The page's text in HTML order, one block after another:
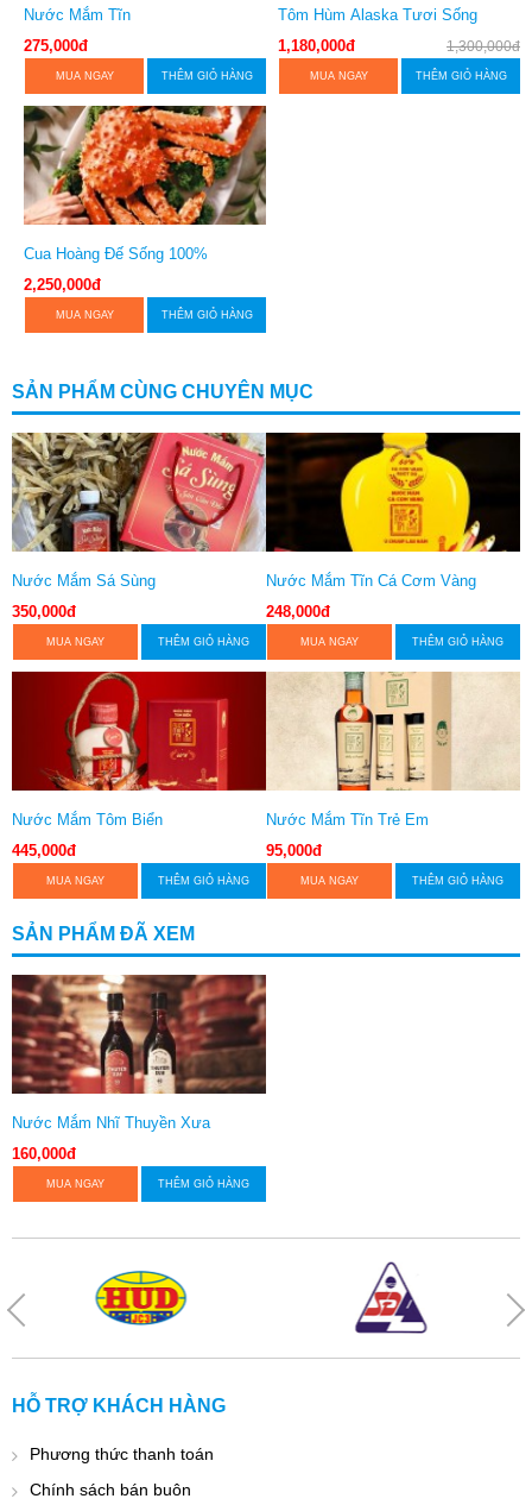
Nước Mắm Tĩn
275,000đ
MUA NGAY THÊM GIỎ HÀNG
Tôm Hùm Alaska Tươi Sống
1,180,000đ
1,300,000đ
MUA NGAY THÊM GIỎ HÀNG
Cua Hoàng Đế Sống 100%
2,250,000đ
MUA NGAY THÊM GIỎ HÀNG
SẢN PHẨM CÙNG CHUYÊN MỤC
Nước Mắm Sá Sùng
350,000đ
MUA NGAY THÊM GIỎ HÀNG
Nước Mắm Tĩn Cá Cơm Vàng
248,000đ
MUA NGAY THÊM GIỎ HÀNG
Nước Mắm Tôm Biển
445,000đ
MUA NGAY THÊM GIỎ HÀNG
Nước Mắm Tĩn Trẻ Em
95,000đ
MUA NGAY THÊM GIỎ HÀNG
SẢN PHẨM ĐÃ XEM
Nước Mắm Nhĩ Thuyền Xưa
160,000đ
MUA NGAY THÊM GIỎ HÀNG
HỖ TRỢ KHÁCH HÀNG
Phương thức thanh toán
Chính sách bán buôn